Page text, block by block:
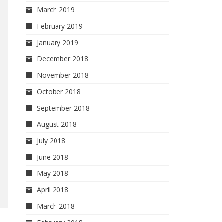
March 2019
February 2019
January 2019
December 2018
November 2018
October 2018
September 2018
August 2018
July 2018
June 2018
May 2018
April 2018
March 2018